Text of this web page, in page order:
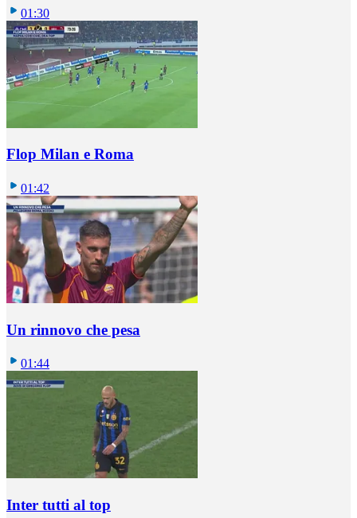
01:30
Flop Milan e Roma
01:42
Un rinnovo che pesa
01:44
Inter tutti al top